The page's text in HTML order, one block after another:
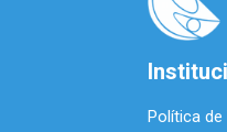
Política de